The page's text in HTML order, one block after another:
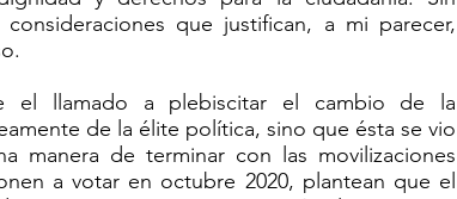
que justifican, a mi parecer,
el llamado a plebiscitar el cambio de la
de la élite política, sino que ésta se vio
manera de terminar con las movilizaciones
a votar en octubre 2020, plantean que el